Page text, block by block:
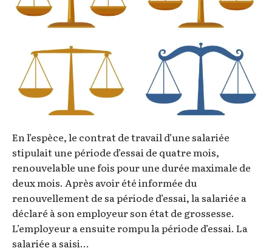
En l’espèce, le contrat de travail d’une salariée
stipulait une période d’essai de quatre mois,
renouvelable une fois pour une durée maximale de
deux mois. Après avoir été informée du
renouvellement de sa période d’essai, la salariée a
déclaré à son employeur son état de grossesse.
L’employeur a ensuite rompu la période d’essai. La
salariée a saisi...